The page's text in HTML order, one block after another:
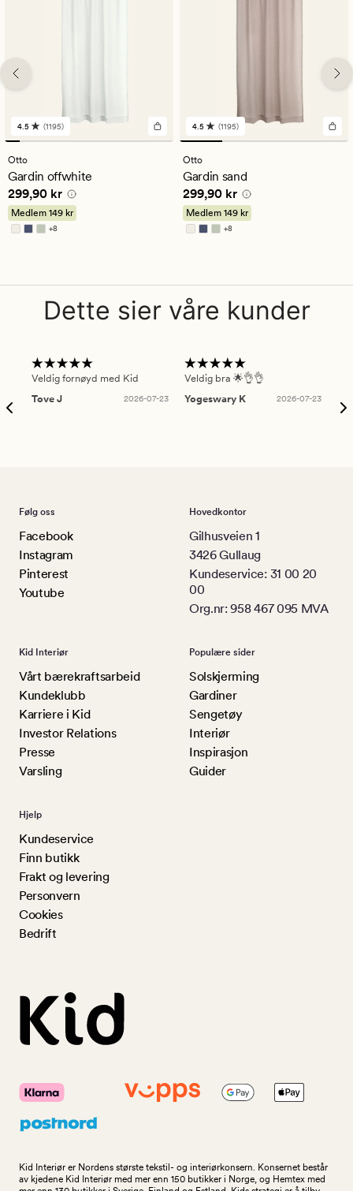
1195
anmeldelser
med
en
gjennomsnittlig
vurdering
på
4.5
4.5 (1195)
Otto
Gardin offwhite
Pris 299,90 kr
299,90 kr
Medlem 149 kr
+8
Tilgjengelig i flere farger
1195
anmeldelser
med
en
gjennomsnittlig
vurdering
på
4.5
4.5 (1195)
Otto
Gardin sand
Pris 299,90 kr
299,90 kr
Medlem 149 kr
+8
Tilgjengelig i flere farger
Dette sier våre kunder
Veldig fornøyd med Kid
Tove J
2026-07-23
Veldig bra 🌟👌👌
Yogeswary K
2026-07-23
Følg oss
Facebook
Instagram
Pinterest
Youtube
Hovedkontor
Gilhusveien 1
3426 Gullaug
Kundeservice: 31 00 20
00
Org.nr: 958 467 095 MVA
Kid Interiør
Vårt bærekraftsarbeid
Kundeklubb
Karriere i Kid
Investor Relations
Presse
Varsling
Populære sider
Solskjerming
Gardiner
Sengetøy
Interiør
Inspirasjon
Guider
Hjelp
Kundeservice
Finn butikk
Frakt og levering
Personvern
Cookies
Bedrift
Kid Interiør er Nordens største tekstil- og interiørkonsern. Konsernet består
av kjedene Kid Interiør med mer enn 150 butikker i Norge, og Hemtex med